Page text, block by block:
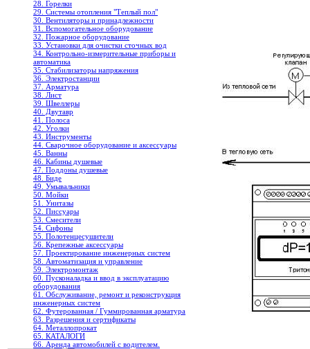
28. Горелки
29. Системы отопления "Теплый пол"
30. Вентиляторы и принадлежности
31. Вспомогательное оборудование
32. Пожарное оборудование
33. Установки для очистки сточных вод
34. Контрольно-измерительные приборы и
автоматика
35. Стабилизаторы напряжения
36. Электростанции
37. Арматура
38. Лист
39. Швеллеры
40. Двутавр
41. Полоса
42. Уголки
43. Инструменты
44. Сварочное оборудование и аксессуары
45. Ванны
46. Кабины душевые
47. Поддоны душевые
48. Биде
49. Умывальники
50. Мойки
51. Унитазы
52. Писсуары
53. Смесители
54. Сифоны
55. Полотенцесушители
56. Крепежные аксессуары
57. Проектирование инженерных систем
58. Автоматизация и управление
59. Электромонтаж
60. Пусконаладка и ввод в эксплуатацию
оборудования
61. Обслуживание, ремонт и реконструкция
инженерных систем
62. Футерованная / Гуммированная арматура
63. Разрешения и сертификаты
64. Металлопрокат
65. КАТАЛОГИ
66. Аренда автомобилей с водителем.